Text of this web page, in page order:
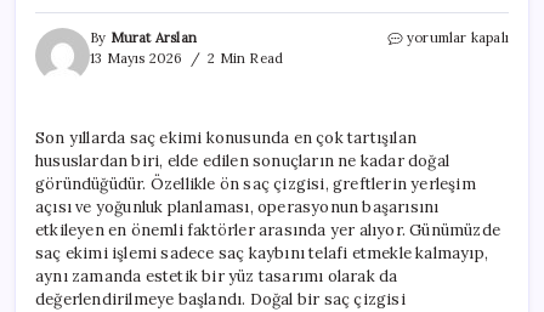
By Murat Arslan
13 Mayıs 2026
2 Min Read
Saç
Gerekenler
için
yorumlar kapalı
Son yıllarda saç ekimi konusunda en çok tartışılan
hususlardan biri, elde edilen sonuçların ne kadar doğal
göründüğüdür. Özellikle ön saç çizgisi, greftlerin yerleşim
açısı ve yoğunluk planlaması, operasyonun başarısını
etkileyen en önemli faktörler arasında yer alıyor. Günümüzde
saç ekimi işlemi sadece saç kaybını telafi etmekle kalmayıp,
aynı zamanda estetik bir yüz tasarımı olarak da
değerlendirilmeye başlandı. Doğal bir saç çizgisi